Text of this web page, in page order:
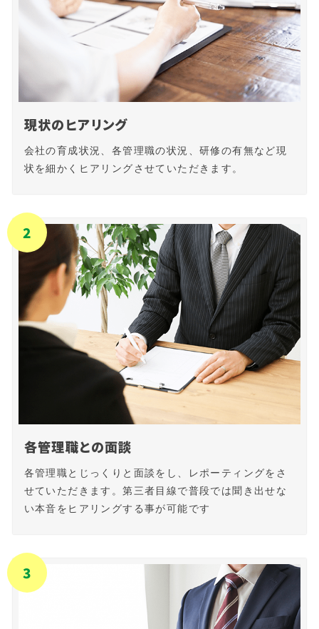
現状のヒアリング
会社の育成状況、各管理職の状況、研修の有無など現
状を細かくヒアリングさせていただきます。
2
各管理職との面談
各管理職とじっくりと面談をし、レポーティングをさ
せていただきます。第三者目線で普段では聞き出せな
い本音をヒアリングする事が可能です
3